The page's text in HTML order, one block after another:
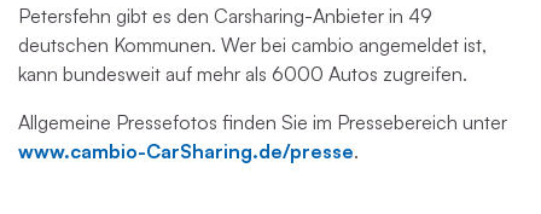
Petersfehn gibt es den Carsharing-Anbieter in 49
deutschen Kommunen. Wer bei cambio angemeldet ist,
kann bundesweit auf mehr als 6000 Autos zugreifen.
Allgemeine Pressefotos finden Sie im Pressebereich unter
www.cambio-CarSharing.de/presse.